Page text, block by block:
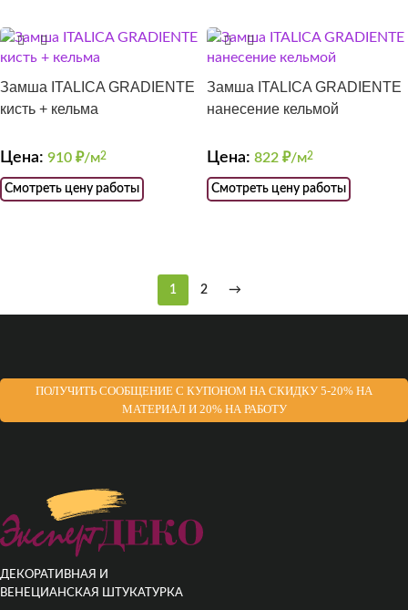
Замша ITALICA GRADIENTE
кисть + кельма
Цена: 910 ₽/м2
Смотреть цену работы
Замша ITALICA GRADIENTE
нанесение кельмой
Цена: 822 ₽/м2
Смотреть цену работы
1 2 →
ПОЛУЧИТЬ СООБЩЕНИЕ С КУПОНОМ НА СКИДКУ 5-20% НА
МАТЕРИАЛ И 20% НА РАБОТУ
ДЕКОРАТИВНАЯ И
ВЕНЕЦИАНСКАЯ ШТУКАТУРКА